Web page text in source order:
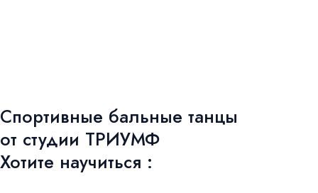
Спортивные бальные танцы
от студии ТРИУМФ
Хотите научиться :